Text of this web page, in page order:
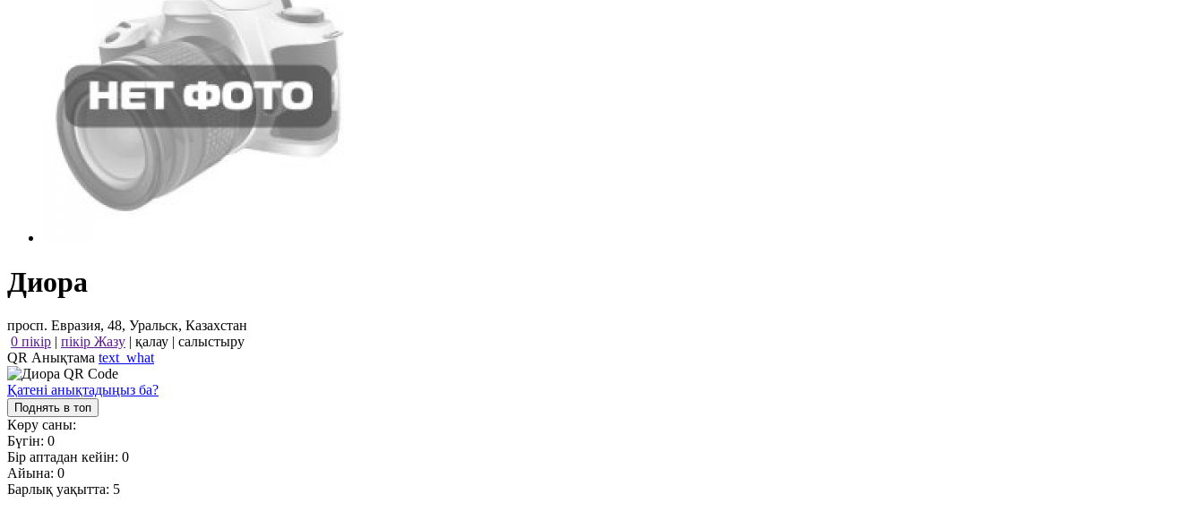
Диора
просп. Евразия, 48, Уральск, Казахстан
0 пікір | пікір Жазу | қалау | салыстыру
QR Анықтама text_what
Қатені анықтадыңыз ба?
Поднять в топ
Көру саны:
Бүгін: 0
Бір аптадан кейін: 0
Айына: 0
Барлық уақытта: 5